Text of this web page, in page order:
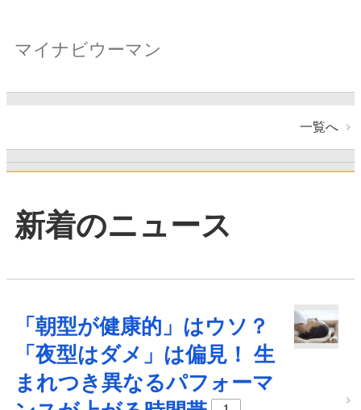
マイナビウーマン
一覧へ
新着のニュース
「朝型が健康的」はウソ？
「夜型はダメ」は偏見！ 生
まれつき異なるパフォーマ